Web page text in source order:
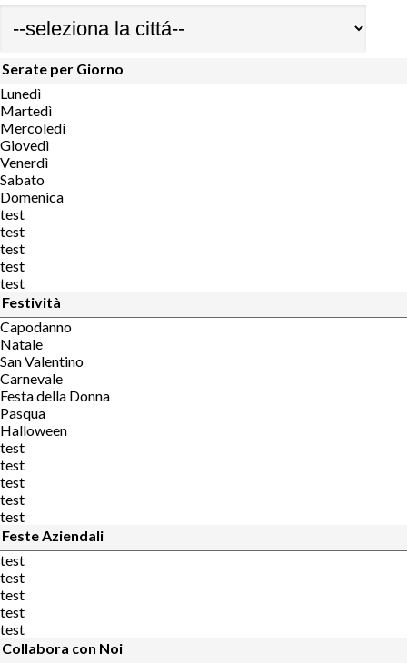
Serate per Giorno
Lunedì
Martedì
Mercoledì
Giovedì
Venerdì
Sabato
Domenica
test
test
test
test
test
Festività
Capodanno
Natale
San Valentino
Carnevale
Festa della Donna
Pasqua
Halloween
test
test
test
test
test
Feste Aziendali
test
test
test
test
test
Collabora con Noi